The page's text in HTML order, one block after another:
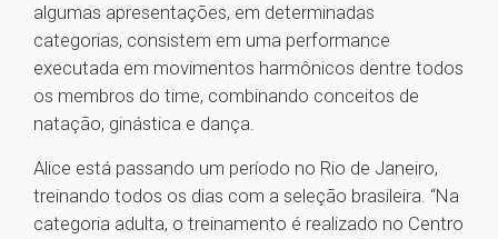
algumas apresentações, em determinadas
categorias, consistem em uma performance
executada em movimentos harmônicos dentre todos
os membros do time, combinando conceitos de
natação, ginástica e dança.
Alice está passando um período no Rio de Janeiro,
treinando todos os dias com a seleção brasileira. “Na
categoria adulta, o treinamento é realizado no Centro